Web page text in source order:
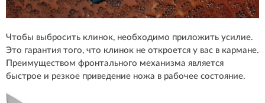
Чтобы выбросить клинок, необходимо приложить усилие.
Это гарантия того, что клинок не откроется у вас в кармане.
Преимуществом фронтального механизма является
быстрое и резкое приведение ножа в рабочее состояние.